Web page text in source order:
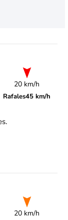
20 km/h
Rafales45 km/h
20 km/h